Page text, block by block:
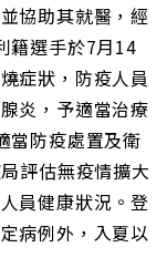
協助其就醫，經
籍選手於7月14
症狀，防疫人員
炎，予適當治療
當防疫處置及衛
評估無疫情擴大
員健康狀況。登
病例外，入夏以